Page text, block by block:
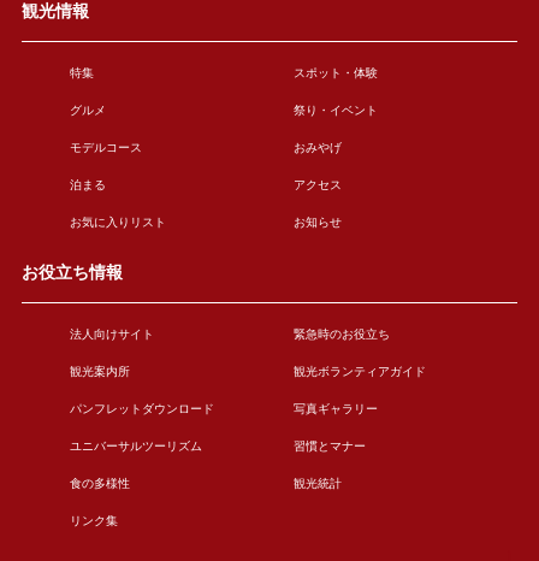
観光情報
特集 スポット・体験
グルメ 祭り・イベント
モデルコース おみやげ
泊まる アクセス
お気に入りリスト お知らせ
お役立ち情報
法人向けサイト 緊急時のお役立ち
観光案内所 観光ボランティアガイド
パンフレットダウンロード 写真ギャラリー
ユニバーサルツーリズム 習慣とマナー
食の多様性 観光統計
リンク集